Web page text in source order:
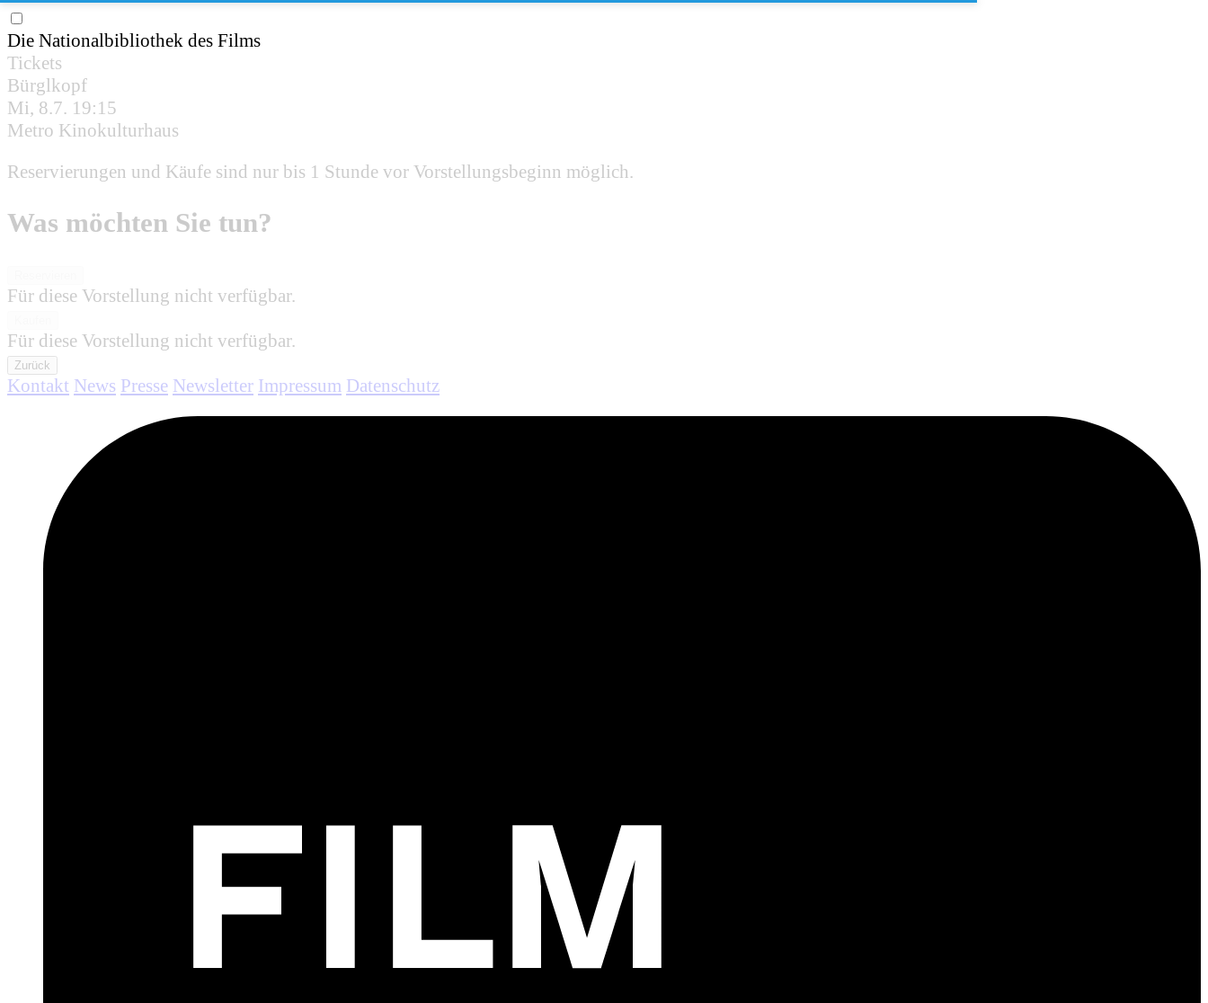
Die Nationalbibliothek des Films
Tickets
Bürglkopf
Mi, 8.7. 19:15
Metro Kinokulturhaus
Reservierungen und Käufe sind nur bis 1 Stunde vor Vorstellungsbeginn möglich.
Was möchten Sie tun?
Für diese Vorstellung nicht verfügbar.
Für diese Vorstellung nicht verfügbar.
Zurück
Kontakt News Presse Newsletter Impressum Datenschutz